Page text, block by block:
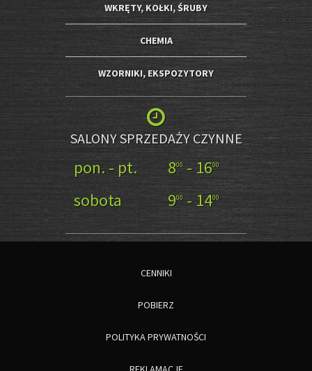
WKRĘTY, KOŁKI, ŚRUBY
CHEMIA
WZORNIKI, EKSPOZYTORY
SALONY SPRZEDAŻY CZYNNE
pon. - pt. 800- 1600
sobota 900 - 1400
CENNIKI
POBIERZ
POLITYKA PRYWATNOŚCI